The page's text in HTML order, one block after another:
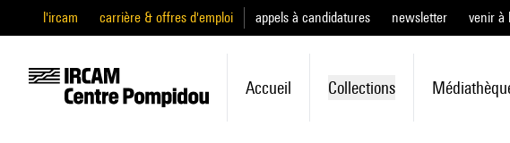
l'ircam carrière & offres d'emploi appels à candidatures newsletter venir à
Accueil Collections